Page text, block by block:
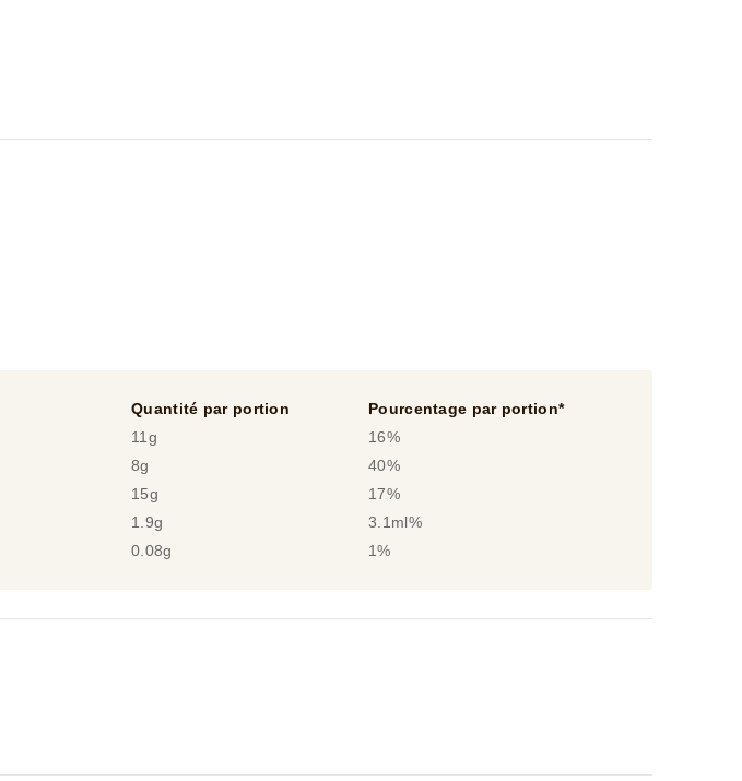
Quantité par portion
Pourcentage par portion*
11g
16%
8g
40%
15g
17%
1.9g
3.1ml%
0.08g 1%